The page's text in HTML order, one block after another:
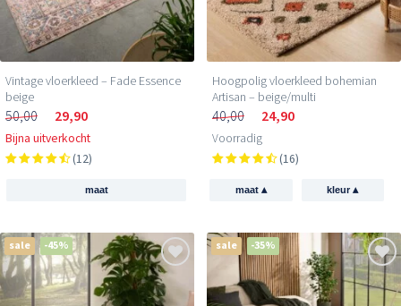
Vintage vloerkleed – Fade Essence
beige
50,00 29,90
Bijna uitverkocht
(12)
maat
Hoogpolig vloerkleed bohemian
Artisan – beige/multi
40,00 24,90
Voorradig
(16)
maat ▴ kleur▴
sale -45% sale -35%